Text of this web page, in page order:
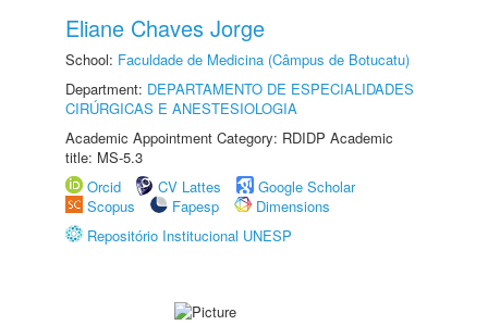
Eliane Chaves Jorge
School: Faculdade de Medicina (Câmpus de Botucatu)
Department: DEPARTAMENTO DE ESPECIALIDADES
CIRÚRGICAS E ANESTESIOLOGIA
Academic Appointment Category: RDIDP Academic
title: MS-5.3
Orcid
CV Lattes
Google Scholar
Scopus
Fapesp
Dimensions
Repositório Institucional UNESP